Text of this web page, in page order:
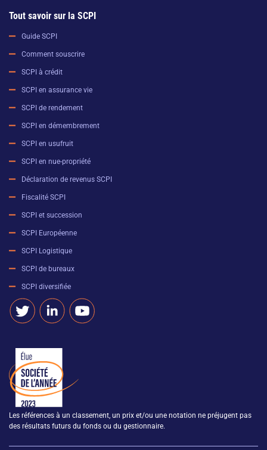
Tout savoir sur la SCPI
Guide SCPI
Comment souscrire
SCPI à crédit
SCPI en assurance vie
SCPI de rendement
SCPI en démembrement
SCPI en usufruit
SCPI en nue-propriété
Déclaration de revenus SCPI
Fiscalité SCPI
SCPI et succession
SCPI Européenne
SCPI Logistique
SCPI de bureaux
SCPI diversifiée
Les références à un classement, un prix et/ou une notation ne préjugent pas
des résultats futurs du fonds ou du gestionnaire.